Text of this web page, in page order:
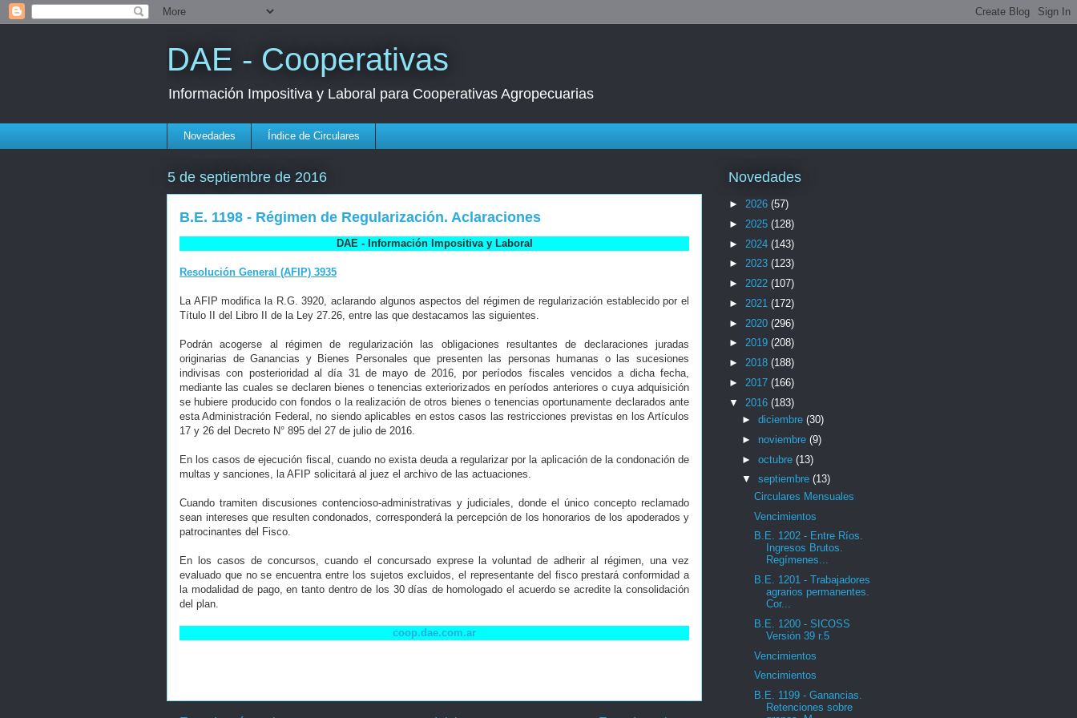
DAE - Cooperativas
Información Impositiva y Laboral para Cooperativas Agropecuarias
Novedades Índice de Circulares
5 de septiembre de 2016
B.E. 1198 - Régimen de Regularización. Aclaraciones
DAE - Información Impositiva y Laboral
Resolución General (AFIP) 3935
La AFIP modifica la R.G. 3920, aclarando algunos aspectos del régimen de regularización establecido por el
Título II del Libro II de la Ley 27.26, entre las que destacamos las siguientes.
Podrán acogerse al régimen de regularización las obligaciones resultantes de declaraciones juradas
originarias de Ganancias y Bienes Personales que presenten las personas humanas o las sucesiones
indivisas con posterioridad al día 31 de mayo de 2016, por períodos fiscales vencidos a dicha fecha,
mediante las cuales se declaren bienes o tenencias exteriorizados en períodos anteriores o cuya adquisición
se hubiere producido con fondos o la realización de otros bienes o tenencias oportunamente declarados ante
esta Administración Federal, no siendo aplicables en estos casos las restricciones previstas en los Artículos
17 y 26 del Decreto N° 895 del 27 de julio de 2016.
En los casos de ejecución fiscal, cuando no exista deuda a regularizar por la aplicación de la condonación de
multas y sanciones, la AFIP solicitará al juez el archivo de las actuaciones.
Cuando tramiten discusiones contencioso-administrativas y judiciales, donde el único concepto reclamado
sean intereses que resulten condonados, corresponderá la percepción de los honorarios de los apoderados y
patrocinantes del Fisco.
En los casos de concursos, cuando el concursado exprese la voluntad de adherir al régimen, una vez
evaluado que no se encuentra entre los sujetos excluidos, el representante del fisco prestará conformidad a
la modalidad de pago, en tanto dentro de los 30 días de homologado el acuerdo se acredite la consolidación
del plan.
coop.dae.com.ar
Novedades
► 2026 (57)
► 2025 (128)
► 2024 (143)
► 2023 (123)
► 2022 (107)
► 2021 (172)
► 2020 (296)
► 2019 (208)
► 2018 (188)
► 2017 (166)
▼ 2016 (183)
► diciembre (30)
► noviembre (9)
► octubre (13)
▼ septiembre (13)
Circulares Mensuales
Vencimientos
B.E. 1202 - Entre Ríos.
Ingresos Brutos.
Regímenes...
B.E. 1201 - Trabajadores
agrarios permanentes.
Cor...
B.E. 1200 - SICOSS
Versión 39 r.5
Vencimientos
Vencimientos
B.E. 1199 - Ganancias.
Retenciones sobre